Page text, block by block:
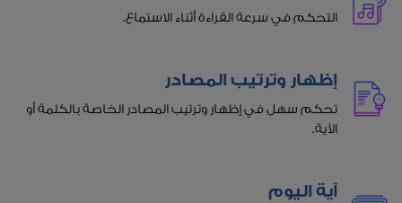
التحكم في سرعة القراءة أثناء الاستماع.
إظهار وترتيب المصادر
تحكم سهل في إظهار وترتيب المصادر الخاصة بالكلمة أو
الآية.
آية اليوم